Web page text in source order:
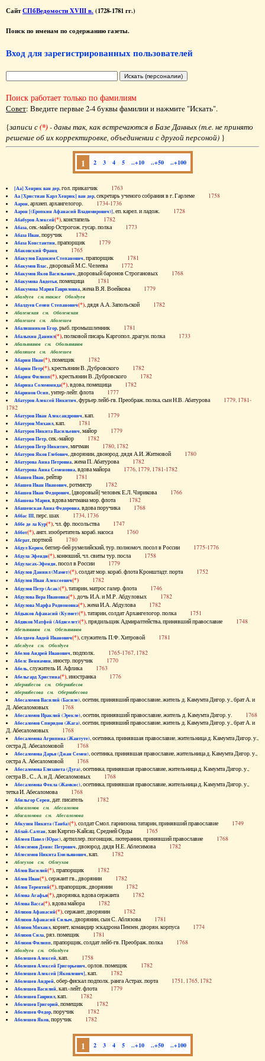
СайтСПбВедомости XVIII в. (1728-1781 гг.)
Поиск по именам по содержанию газеты.
Вход для зарегистрированных пользователей
Поиск работает только по фамилиям
Совет: Введите первые 2-4 буквы фамилии и нажмите "Искать".
{записи с(*)- даны так, как встречаются в Базе Данных (т.е. не принято
решение об их корректировке, объединении с другой персоной) }
1 2 3 4 5 ..+10 ..+50 ..+100
[Аа] Хенрик ван дер, гол. приказчик 1763
Аа [Христиан Карл Хенрик] ван дер, секретарь ученого собрания в г. Гарлеме 1758
Аарон, архиеп. архангелогор. 1734-1736
Аарон [(Еропкин Афанасий Владимирович)], еп. карел. и ладож. 1728
Абабуров Алексей(*), констапель 1782
Абаза, сек.-майор Острогож. гусар. полка 1773
Абаза Иван, поручик 1782
Абаза Константин, прапорщик 1779
Абаковский Франц 1765
Абакулов Евдоким Степанович, прапорщик 1781
Абакумов Влас, дворовый М.С. Челеева 1772
Абакумов Яков Васильевич, дворовый баронов Строгановых 1768
Абакумова Авдотья, помещица 1781
Абакумова Мария Гавриловна, жена В.Я. Воейкова 1779
Абалдуев см. также Оболдуев
Абалдуев Семен Степанович(*), дядя А.А. Запольской 1782
Абаленская см. Оболенская
Абалешев см. Аболешев
Абалишников Егор, рыб. промышленник 1781
Абалыхин Даниил(*), полковой писарь Каргопол. драгун. полка 1733
Абальянинов см. Обольянинов
Абаляшев см. Аболешев
Абарин Иван(*), помещик 1782
Абарин Петр(*), крестьянин В. Дубровского 1782
Абарин Филипп(*), крестьянин В. Дубровского 1782
Абарина Соломонида(*), вдова, помещица 1782
Абаринов Осип, унтер-лейт. флота 1777
Абатуров Алексей Никитич, фурьер лейб-гв. Преображ. полка, сын Н.В. Абатурова 1779, 1781-
1782
Абатуров Иван Александрович, кап. 1779
Абатуров Михаил, кап. 1781
Абатуров Никита Васильевич, майор 1779
Абатуров Петр, сек.-майор 1782
Абатуров Петр Никитич, мичман 1780, 1782
Абатуров Яков Глебович, дворянин, двоюрод. дядя А.И. Житновой 1780
Абатурова Анна Петровна, жена П. Абатурова 1782
Абатурова Анна Семеновна, вдова майора 1776, 1779, 1781-1782
Абашев Иван, рейтар 1781
Абашев Иван Иванович, ротмистр 1782
Абашев Иван Федорович, [дворовый] человек Е.Л. Чирикова 1766
Абашева Мария, вдова мичмана мор. флота 1782
Абашевская Анна Федоровна, вдова поручика 1768
Аббас III, перс. шах 1734, 1736
Аббе де ла Кур(*), чл. фр. посольства 1747
Аббот(*), англ. изобретатель кораб. насоса 1760
Абграт, портной 1780
Абдул Керим, беглер-бей румелийский, тур. полномоч. посол в России 1775-1776
Абдула Эфенди(*), конюший, чл. свиты тур. посла 1758
Абдуласах-Эфенди, посол в России 1779
Абдулов Даниил (Мамет)(*), солдат мор. кораб. флота Кронштадт. порта 1752
Абдулов Иван Алексеевич(*) 1782
Абдулов Петр (Асак)(*), татарин, матрос галер. флота 1746
Абдулова Вера Ивановна(*), дочь И.А. и М.Р. Абдуловых 1782
Абдулова Марфа Родионовна(*), жена И.А. Абдулова 1782
Абдыков Афанасий (Кулмет)(*), татарин, солдат Архангелогор. полка 1751
Абдяков Матфей (Абдяселет)(*), прядильщик Адмиралтейства, принявший православие 1748
Абезьянинов см. Обезьянинов
Абелдеев Авдей Иванович(*), служитель П.Ф. Хитровой 1781
Абелдуев см. Оболдуев
Абелов Андрей Иванович, подполк. 1765-1767, 1782
Абелс Вениамин, иностр. поручик 1770
Абель, служитель И. Афлика 1763
Абельгард Христина(*), иностранка 1776
Абернибесов см. Обернибесов
Абернибесова см. Обернибесова
Абесаломов Василий (Басиле), осетин, принявший православие, житель д. Камумта Дигор. у., брат А. и
Д. Абесаломовых 1768
Абесаломов Ираклий (Эрекле), осетин, принявший православие, житель д. Камумта Дигор. у. 1768
Абесаломов Спиридон (Жага), осетин, принявший православие, житель д. Камумта Дигор. у., брат А. и
Д. Абесаломовых 1768
Абесаломова Агрипина (Жантуте), осетинка, принявшая православие, жительница д. Камумта Дигор. у.,
сестра Д. Абесаломовой 1768
Абесаломова Дарья (Джан Семен), осетинка, принявшая православие, жительница д. Камумта Дигор. у.,
сестра А. Абесаломовой 1768
Абесаломова Елизавета (Дуга), осетинка, принявшая православие, жительница д. Камумта Дигор. у.,
сестра В., С., А. и Д. Абесаломовых 1768
Абесаломова Фекла (Жамкис), осетинка, принявшая православие, жительница д. Камумта Дигор. у.,
тетка И. Абесаломова 1768
Абильгор Серен, дат. писатель 1782
Абисаломов см. Абесаломов
Абисаломова см. Абесаломова
Абкузин Никита (Танба)(*), солдат Смол. гарнизона, татарин, принявший православие 1749
Аблай-Салтан, хан Киргиз-Кайсац. Средней Орды 1765
Аблеев Павел (Юрас), артиллер. погонщик, лютеранин, принявший православие 1768
Аблесимов Денис Петрович, двоюрод. дядя Н.Е. Аблесимова 1782
Аблесимов Никита Емельянович, кап. 1782
Аблеухов см. Облеухов
Аблов Василий(*), прапорщик 1782
Аблов Иван(*), сержант гв., дворянин 1782
Аблов Терентий(*), прапорщик, дворянин 1782
Аблова Агафья(*), дворянка, вдова сержанта 1782
Аблова Васса(*), вдова майора 1782
Аблязов Афанасий(*), сержант, дворянин 1782
Аблязов Афанасий Силыч, дворянин, сын С. Аблязова 1781
Аблязов Михаил, корнет, командир эскадрона Пензен. дворян. корпуса 1774
Аблязов Сила, ряз. помещик 1781
Аблязов Филипп, прапорщик, солдат лейб-гв. Преображ. полка 1768
Аболдуев см. Оболдуев
Аболешев Алексей, кап. 1758
Аболешев Алексей Григорьевич, орлов. помещик 1782
Аболешев Алексей [Яковлевич], кап. 1782
Аболешев Андрей, обер-фискал подполк. ранга Астрах. порта 1751, 1765, 1782
Аболешев Василий, кап.-лейт. флота 1779
Аболешев Гавриил, кап. 1782
Аболешев Григорий, помещик 1782
Аболешев Федор, поручик 1782
Аболешев Яков, поручик 1782
1 2 3 4 5 ..+10 ..+50 ..+100